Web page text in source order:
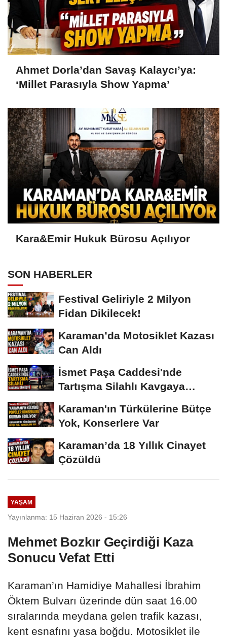
Ahmet Dorla’dan Savaş Kalaycı’ya:
‘Millet Parasıyla Show Yapma’
Kara&Emir Hukuk Bürosu Açılıyor
SON HABERLER
Festival Geliriyle 2 Milyon
Fidan Dikilecek!
Karaman’da Motosiklet Kazası
Can Aldı
İsmet Paşa Caddesi'nde
Tartışma Silahlı Kavgaya
Karaman'ın Türkülerine Bütçe
Yok, Konserlere Var
Karaman’da 18 Yıllık Cinayet
Çözüldü
YAŞAM
Yayınlanma: 15 Haziran 2026 - 15:26
Mehmet Bozkır Geçirdiği Kaza
Sonucu Vefat Etti
Karaman’ın Hamidiye Mahallesi İbrahim
Öktem Bulvarı üzerinde dün saat 16.00
sıralarında meydana gelen trafik kazası,
kent esnafını yasa boğdu. Motosiklet ile